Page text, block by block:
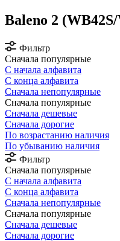
Baleno 2
Фильтр
Сначала популярные
С начала алфавита
С конца алфавита
Сначала непопулярные
Сначала популярные
Сначала дешевые
Сначала дорогие
По возрастанию наличия
По убыванию наличия
Фильтр
Сначала популярные
С начала алфавита
С конца алфавита
Сначала непопулярные
Сначала популярные
Сначала дешевые
Сначала дорогие